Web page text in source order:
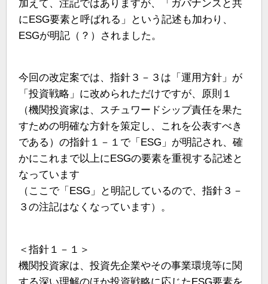
加えて、注記ではありますが、「ガバナンスと共
にESG要素と呼ばれる」という記述も加わり、
ESGが明記（？）されました。
今回の改定案では、指針３－３は「運用方針」が
「投資戦略」に改められただけですが、原則１
（機関投資家は、スチュワードシップ責任を果た
すための明確な方針を策定し、これを公表すべき
である）の指針１－１で「ESG」が明記され、確
かにこれまで以上にESGの要素を重視する記述と
なっています
（ここで「ESG」と明記しているので、指針３－
３の注記はなくなっています）。
＜指針１－１＞
機関投資家は、投資先企業やその事業環境等に関
する深い理解のほか投資戦略に応じたESG要素を